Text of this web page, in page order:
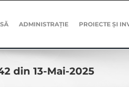
ADMINISTRAȚIE PROIECTE ȘI
din 13-Mai-2025